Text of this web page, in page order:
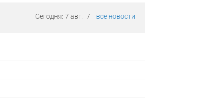
Сегодня: 7 авг. / все новости